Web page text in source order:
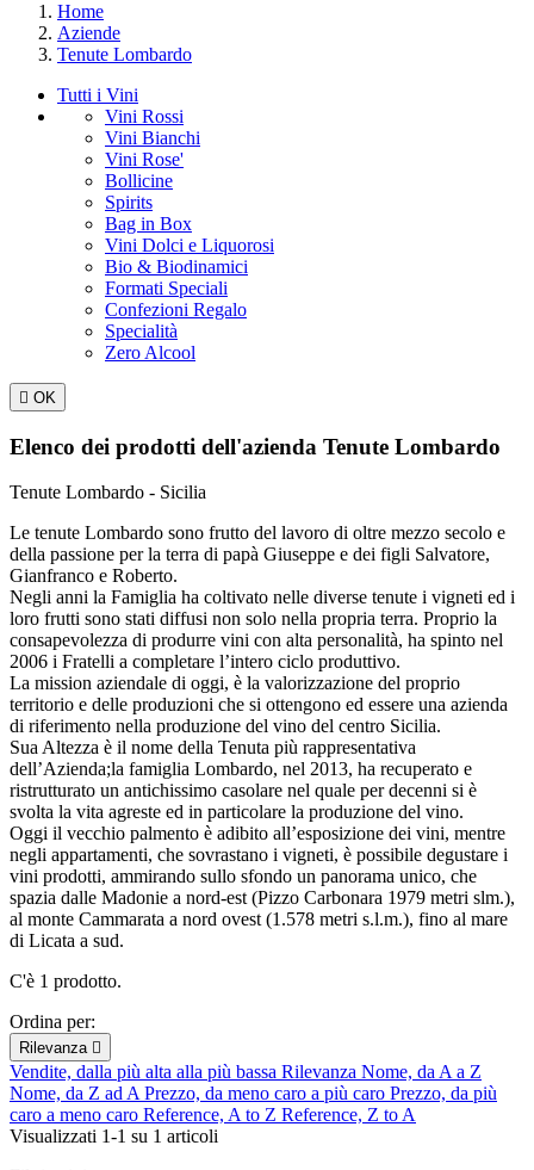
Home
Aziende
Tenute Lombardo
Tutti i Vini
Vini Rossi
Vini Bianchi
Vini Rose'
Bollicine
Spirits
Bag in Box
Vini Dolci e Liquorosi
Bio & Biodinamici
Formati Speciali
Confezioni Regalo
Specialità
Zero Alcool
 OK
Elenco dei prodotti dell'azienda Tenute Lombardo
Tenute Lombardo - Sicilia
Le tenute Lombardo sono frutto del lavoro di oltre mezzo secolo e
della passione per la terra di papà Giuseppe e dei figli Salvatore,
Gianfranco e Roberto.
Negli anni la Famiglia ha coltivato nelle diverse tenute i vigneti ed i
loro frutti sono stati diffusi non solo nella propria terra. Proprio la
consapevolezza di produrre vini con alta personalità, ha spinto nel
2006 i Fratelli a completare l’intero ciclo produttivo.
La mission aziendale di oggi, è la valorizzazione del proprio
territorio e delle produzioni che si ottengono ed essere una azienda
di riferimento nella produzione del vino del centro Sicilia.
Sua Altezza è il nome della Tenuta più rappresentativa
dell’Azienda;la famiglia Lombardo, nel 2013, ha recuperato e
ristrutturato un antichissimo casolare nel quale per decenni si è
svolta la vita agreste ed in particolare la produzione del vino.
Oggi il vecchio palmento è adibito all’esposizione dei vini, mentre
negli appartamenti, che sovrastano i vigneti, è possibile degustare i
vini prodotti, ammirando sullo sfondo un panorama unico, che
spazia dalle Madonie a nord-est (Pizzo Carbonara 1979 metri slm.),
al monte Cammarata a nord ovest (1.578 metri s.l.m.), fino al mare
di Licata a sud.
C'è 1 prodotto.
Ordina per:
Rilevanza 
Vendite, dalla più alta alla più bassa Rilevanza Nome, da A a Z
Nome, da Z ad APrezzo, da meno caro a più caro Prezzo, da più
caro a meno caro Reference, A to Z Reference, Z to A
Visualizzati 1-1 su 1 articoli